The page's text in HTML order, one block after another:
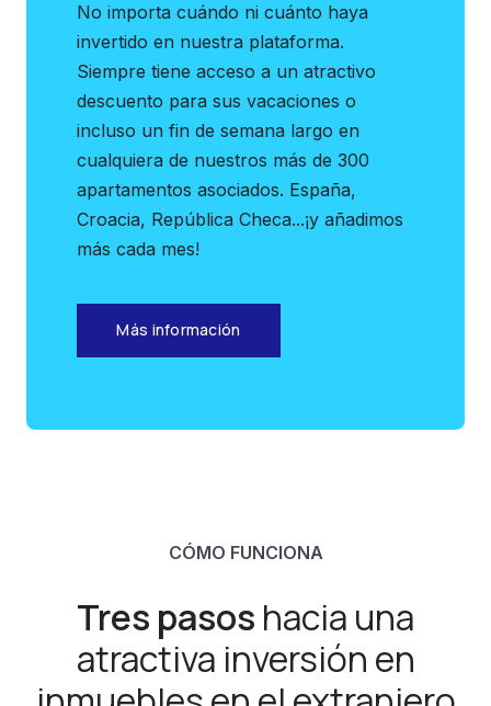
No importa cuándo ni cuánto haya
invertido en nuestra plataforma.
Siempre tiene acceso a un atractivo
descuento para sus vacaciones o
incluso un fin de semana largo en
cualquiera de nuestros más de 300
apartamentos asociados. España,
Croacia, República Checa...¡y añadimos
más cada mes!
Más información
CÓMO FUNCIONA
Tres pasos hacia una
atractiva inversión en